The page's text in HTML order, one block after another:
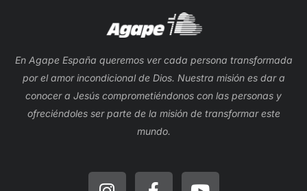
En Agape España queremos ver cada persona transformada
por el amor incondicional de Dios. Nuestra misión es dar a
conocer a Jesús comprometiéndonos con las personas y
ofreciéndoles ser parte de la misión de transformar este
mundo.